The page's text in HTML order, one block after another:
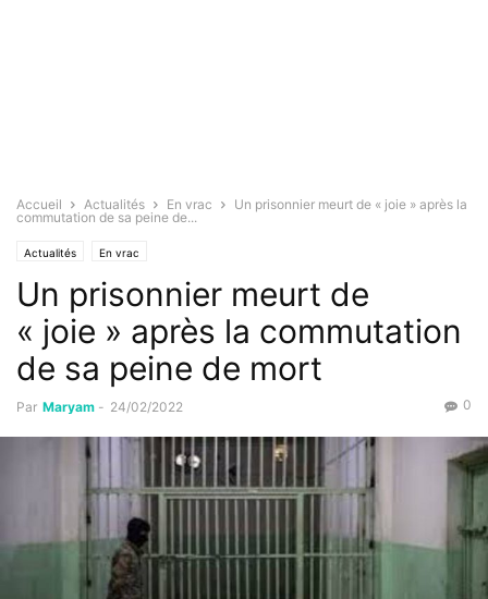
Accueil Actualités En vrac
Un prisonnier meurt de « joie » après la
commutation de sa peine de...
Actualités En vrac
Un prisonnier meurt de
« joie » après la commutation
de sa peine de mort
Par Maryam - 24/02/2022 0